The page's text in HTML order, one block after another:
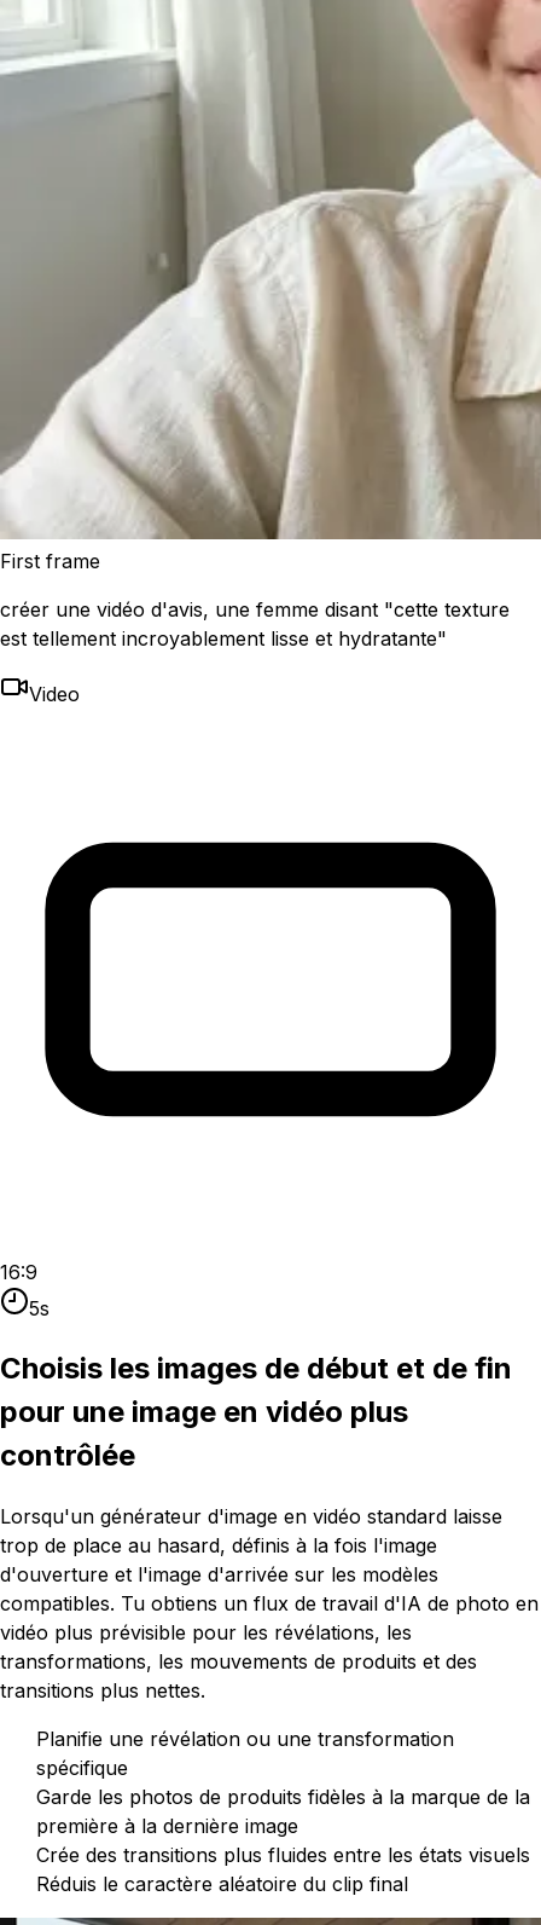
First frame
créer une vidéo d'avis, une femme disant "cette texture
est tellement incroyablement lisse et hydratante"
Video
16:9
5s
Choisis les images de début et de fin
pour une image en vidéo plus
contrôlée
Lorsqu'un générateur d'image en vidéo standard laisse
trop de place au hasard, définis à la fois l'image
d'ouverture et l'image d'arrivée sur les modèles
compatibles. Tu obtiens un flux de travail d'IA de photo en
vidéo plus prévisible pour les révélations, les
transformations, les mouvements de produits et des
transitions plus nettes.
Planifie une révélation ou une transformation
spécifique
Garde les photos de produits fidèles à la marque de la
première à la dernière image
Crée des transitions plus fluides entre les états visuels
Réduis le caractère aléatoire du clip final